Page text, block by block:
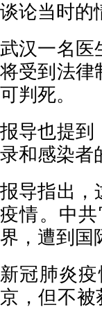
谈论当时的
武汉一名医
将受到法律
可判死。
报导也提到
录和感染者
报导指出，
疫情。中
界，遭到国
新冠肺炎
京，但不